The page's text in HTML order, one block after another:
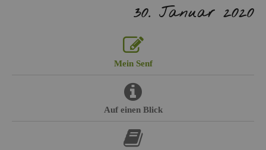
30. Ja­nu­ar 2020
Mein Senf
Auf einen Blick